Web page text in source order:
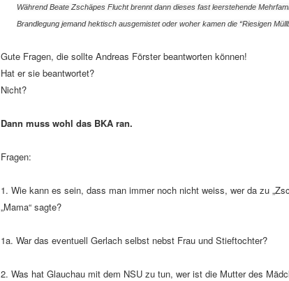
Während Beate Zschäpes Flucht brennt dann dieses fast leerstehende
Brandlegung jemand hektisch ausgemistet oder woher kamen die “Riesigen
Gute Fragen, die sollte Andreas Förster beantworten können!
Hat er sie beantwortet?
Nicht?
Dann muss wohl das BKA ran.
Fragen:
1. Wie kann es sein, dass man immer noch nicht weiss, wer da zu
„Mama“ sagte?
1a. War das eventuell Gerlach selbst nebst Frau und Stieftochter?
2. Was hat Glauchau mit dem NSU zu tun, wer ist die Mutter des